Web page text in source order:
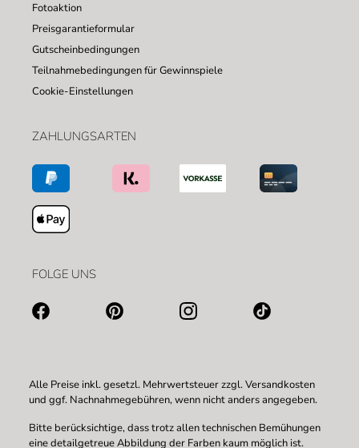
Fotoaktion
Preisgarantieformular
Gutscheinbedingungen
Teilnahmebedingungen für Gewinnspiele
Cookie-Einstellungen
ZAHLUNGSARTEN
FOLGE UNS
Alle Preise inkl. gesetzl. Mehrwertsteuer zzgl.Versandkosten
und ggf. Nachnahmegebühren, wenn nicht anders angegeben.
Bitte berücksichtige, dass trotz allen technischen Bemühungen
eine detailgetreue Abbildung der Farben kaum möglich ist.